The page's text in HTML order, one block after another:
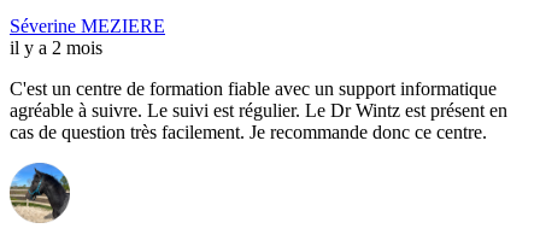
Séverine MEZIERE
il y a 2 mois
C'est un centre de formation fiable avec un support informatique
agréable à suivre. Le suivi est régulier. Le Dr Wintz est présent en
cas de question très facilement. Je recommande donc ce centre.